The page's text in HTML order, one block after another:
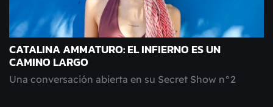
CATALINA AMMATURO: EL INFIERNO ES UN
CAMINO LARGO
Una conversación abierta en su Secret Show n°2